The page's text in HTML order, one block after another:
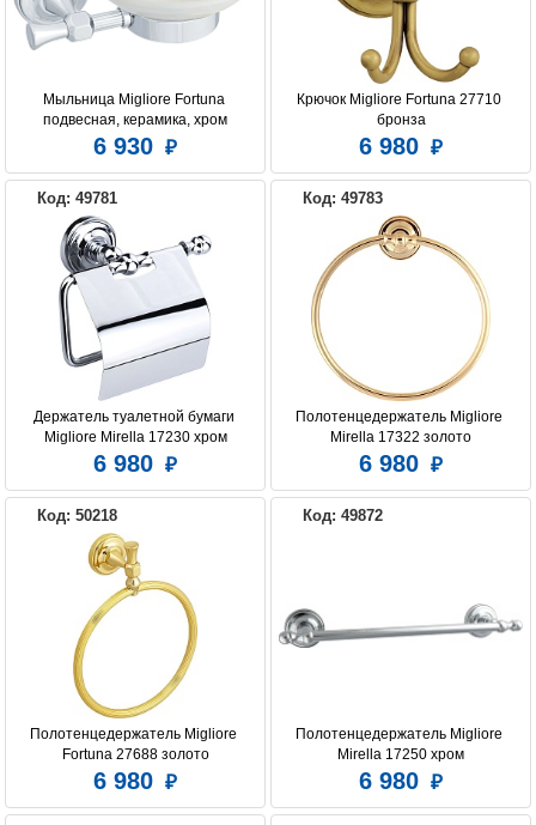
Мыльница Migliore Fortuna
подвесная, керамика, хром
6 930
Крючок Migliore Fortuna 27710
бронза
6 980
Код: 49781
Держатель туалетной бумаги
Migliore Mirella 17230 хром
6 980
Код: 49783
Полотенцедержатель Migliore
Mirella 17322 золото
6 980
Код: 50218
Полотенцедержатель Migliore
Fortuna 27688 золото
6 980
Код: 49872
Полотенцедержатель Migliore
Mirella 17250 хром
6 980